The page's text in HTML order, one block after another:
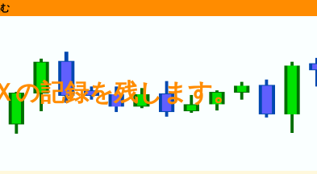
の記録を残します。